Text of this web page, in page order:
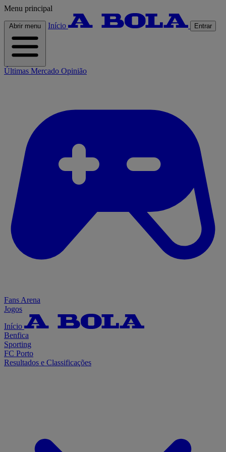
Menu principal
Abrir menu Início Entrar
Últimas Mercado Opinião
Fans Arena
Jogos
Início
Benfica
Sporting
FC Porto
Resultados e Classificações